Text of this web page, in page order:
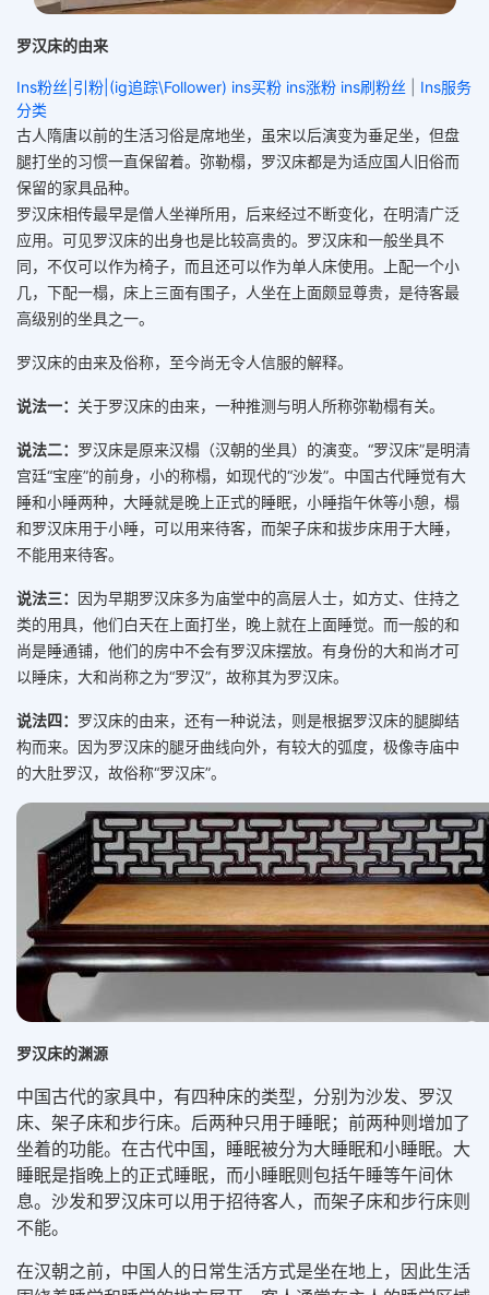
罗汉床的由来
Ins粉丝|引粉|(ig追踪\Follower) ins买粉 ins涨粉 ins刷粉丝
Ins服务
分类
古人隋唐以前的生活习俗是席地坐，虽宋以后演变为垂足坐，但盘
腿打坐的习惯一直保留着。弥勒榻，罗汉床都是为适应国人旧俗而
保留的家具品种。
罗汉床相传最早是僧人坐禅所用，后来经过不断变化，在明清广泛
应用。可见罗汉床的出身也是比较高贵的。罗汉床和一般坐具不
同，不仅可以作为椅子，而且还可以作为单人床使用。上配一个小
几，下配一榻，床上三面有围子，人坐在上面颇显尊贵，是待客最
高级别的坐具之一。
罗汉床的由来及俗称，至今尚无令人信服的解释。
说法一： 关于罗汉床的由来，一种推测与明人所称弥勒榻有关。
说法二： 罗汉床是原来汉榻（汉朝的坐具）的演变。“罗汉床”是明清
宫廷“宝座”的前身，小的称榻，如现代的“沙发”。中国古代睡觉有大
睡和小睡两种，大睡就是晚上正式的睡眠，小睡指午休等小憩，榻
和罗汉床用于小睡，可以用来待客，而架子床和拔步床用于大睡，
不能用来待客。
说法三： 因为早期罗汉床多为庙堂中的高层人士，如方丈、住持之
类的用具，他们白天在上面打坐，晚上就在上面睡觉。而一般的和
尚是睡通铺，他们的房中不会有罗汉床摆放。有身份的大和尚才可
以睡床，大和尚称之为“罗汉”，故称其为罗汉床。
说法四： 罗汉床的由来，还有一种说法，则是根据罗汉床的腿脚结
构而来。因为罗汉床的腿牙曲线向外，有较大的弧度，极像寺庙中
的大肚罗汉，故俗称“罗汉床”。
罗汉床的渊源
中国古代的家具中，有四种床的类型，分别为沙发、罗汉
床、架子床和步行床。后两种只用于睡眠；前两种则增加了
坐着的功能。在古代中国，睡眠被分为大睡眠和小睡眠。大
睡眠是指晚上的正式睡眠，而小睡眠则包括午睡等午间休
息。沙发和罗汉床可以用于招待客人，而架子床和步行床则
不能。
在汉朝之前，中国人的日常生活方式是坐在地上，因此生活